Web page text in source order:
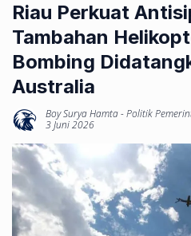
Riau Perkuat
Tambahan
Bombing
Australia
Boy Surya Hamta-Politik
3 Juni 2026